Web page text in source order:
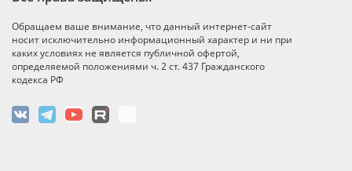
Обращаем ваше внимание, что данный интернет-сайт
носит исключительно информационный характер и ни при
каких условиях не является публичной офертой,
определяемой положениями ч. 2 ст. 437 Гражданского
кодекса РФ